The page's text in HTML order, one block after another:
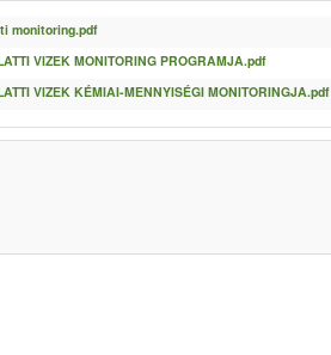
monitoring.pdf
VIZEK MONITORING PROGRAMJA.pdf
VIZEK KÉMIAI-MENNYISÉGI MONITORINGJA.pdf